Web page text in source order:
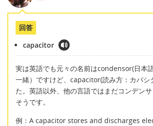
回答
capacitor
実は英語でも元々の名前はcondensor(日本
一緒）ですけど、capacitor(読み方：カパシ
た。英語以外、他の言語ではまだコンデン
そうです。
例：A capacitor stores and discharges